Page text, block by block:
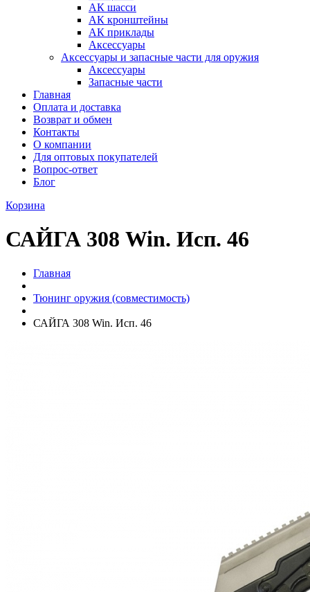
АК шасси
АК кронштейны
АК приклады
Аксессуары
Аксессуары и запасные части для оружия
Аксессуары
Запасные части
Главная
Оплата и доставка
Возврат и обмен
Контакты
О компании
Для оптовых покупателей
Вопрос-ответ
Блог
Корзина
САЙГА 308 Win. Исп. 46
Главная
Тюнинг оружия (совместимость)
САЙГА 308 Win. Исп. 46